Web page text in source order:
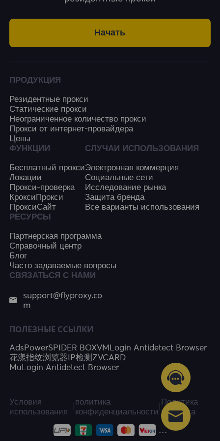
Начать
ПРОДУКЦИЯ
Резидентные прокси
Статические прокси
Неограниченное количество прокси
Прокси от интернет-провайдера
Цены
ФУНКЦИИ
Бесплатный прокси
Локации
Прокси-проверка
КроксиПрокси
ПроксиСайт
СЛУЧАИ ИСПОЛЬЗОВАНИЯ
Электронная коммерция
Социальные сети
Исследование рынка
Защита бренда
Все варианты использования
РЕСУРСЫ
Партнерская программа
Справочный центр
Блог
Часто задаваемые вопросы
СВЯЗАТЬСЯ С НАМИ
support@flyproxy.co
m
ПОЛЕЗНЫЕ ССЫЛКИ
AdsPowerSPIDER BOXVMLogin Antidetect Browser
花漾指纹浏览器 IP检测 ZVCARD
MuLogin Antidetect Browser
Условия
использования
политика
конфиденциальности
Политика
возврата